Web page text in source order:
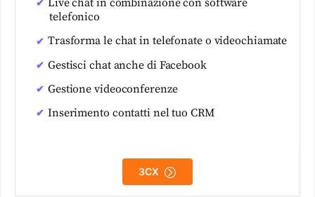
Live chat in combinazione con software
telefonico
Trasforma le chat in telefonate o videochiamate
Gestisci chat anche di Facebook
Gestione videoconferenze
Inserimento contatti nel tuo CRM
3CX